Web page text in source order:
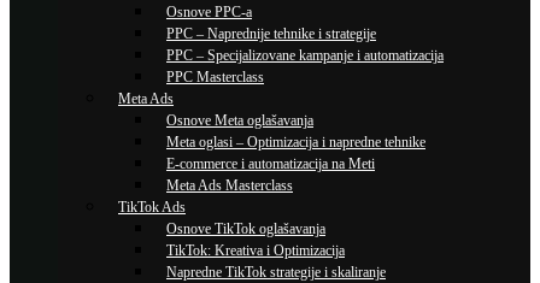
Osnove PPC-a
PPC – Naprednije tehnike i strategije
PPC – Specijalizovane kampanje i automatizacija
PPC Masterclass
Meta Ads
Osnove Meta oglašavanja
Meta oglasi – Optimizacija i napredne tehnike
E-commerce i automatizacija na Meti
Meta Ads Masterclass
TikTok Ads
Osnove TikTok oglašavanja
TikTok: Kreativa i Optimizacija
Napredne TikTok strategije i skaliranje